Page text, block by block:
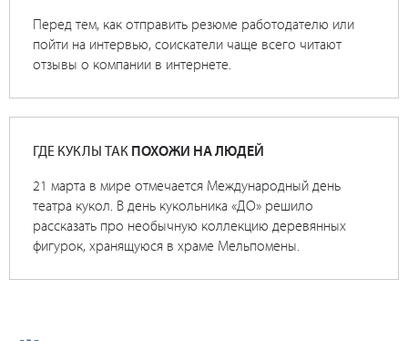
Перед тем, как отправить резюме работодателю или
пойти на интервью, соискатели чаще всего читают
отзывы о компании в интернете.
ГДЕ КУКЛЫ ТАК ПОХОЖИ НА ЛЮДЕЙ
21 марта в мире отмечается Международный день
театра кукол. В день кукольника «ДО» решило
рассказать про необычную коллекцию деревянных
фигурок, хранящуюся в храме Мельпомены.